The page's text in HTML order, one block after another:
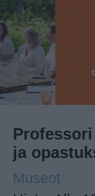
ja
Museot